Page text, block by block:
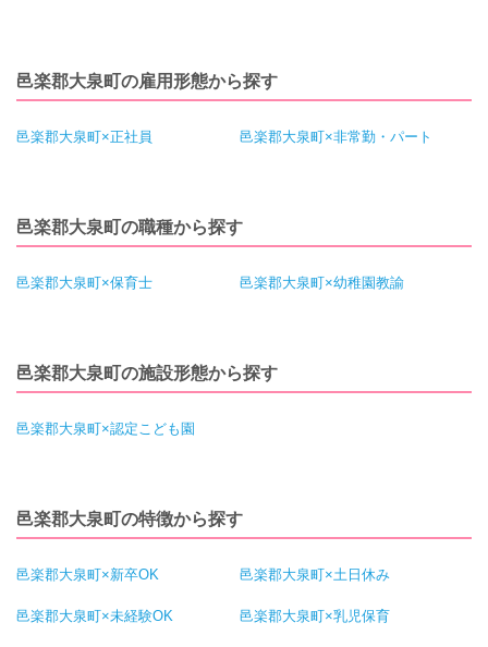
邑楽郡大泉町の雇用形態から探す
邑楽郡大泉町×正社員 邑楽郡大泉町×非常勤・パート
邑楽郡大泉町の職種から探す
邑楽郡大泉町×保育士 邑楽郡大泉町×幼稚園教諭
邑楽郡大泉町の施設形態から探す
邑楽郡大泉町×認定こども園
邑楽郡大泉町の特徴から探す
邑楽郡大泉町×新卒OK 邑楽郡大泉町×土日休み
邑楽郡大泉町×未経験OK 邑楽郡大泉町×乳児保育